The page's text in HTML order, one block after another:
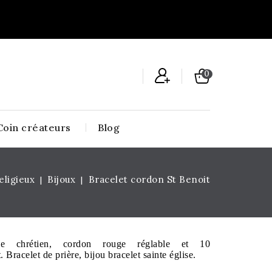
0
créateurs Blog
Bijoux Bracelet cordon St Benoit
chrétien, cordon rouge réglable et 10
Bracelet de prière, bijou bracelet sainte église.